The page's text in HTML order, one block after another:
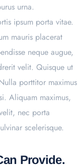
urna.
ipsum porta vitae.
mauris placerat
neque augue,
velit. Quisque ut
porttitor maximus
Aliquam maximus,
nec porta
scelerisque.
Provide.